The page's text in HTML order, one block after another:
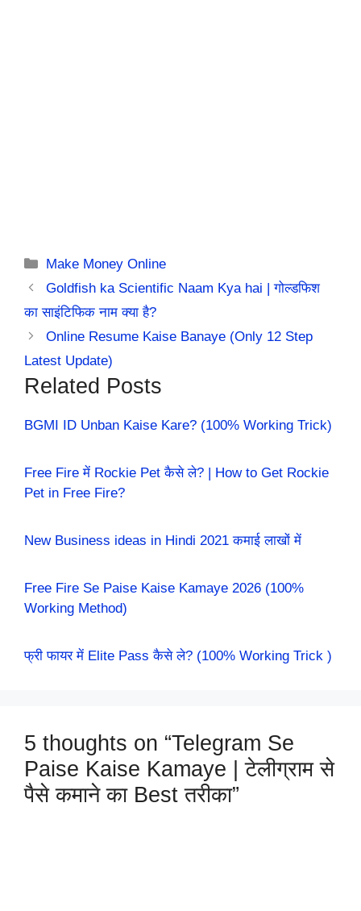
Categories
Make Money Online
Goldfish ka Scientific Naam Kya hai | गोल्डफिश
का साइंटिफिक नाम क्या है?
Online Resume Kaise Banaye (Only 12 Step
Latest Update)
Related Posts
BGMI ID Unban Kaise Kare? (100% Working Trick)
Free Fire में Rockie Pet कैसे ले? | How to Get Rockie
Pet in Free Fire?
New Business ideas in Hindi 2021 कमाई लाखों में
Free Fire Se Paise Kaise Kamaye 2026 (100%
Working Method)
फ्री फायर में Elite Pass कैसे ले? (100% Working Trick )
5 thoughts on “Telegram Se
Paise Kaise Kamaye | टेलीग्राम से
पैसे कमाने का Best तरीका”